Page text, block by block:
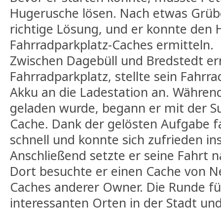
Hugerusche lösen. Nach etwas
richtige Lösung, und er konnte den
Fahrradparkplatz-Caches ermitteln.
Zwischen Dagebüll und Bredstedt
Fahrradparkplatz, stellte sein
Akku an die Ladestation an.
geladen wurde, begann er mit der
Cache. Dank der gelösten Aufgabe
schnell und konnte sich zufrieden
Anschließend setzte er seine Fahrt
Dort besuchte er einen Cache von
Caches anderer Owner. Die Runde
interessanten Orten in der Stadt